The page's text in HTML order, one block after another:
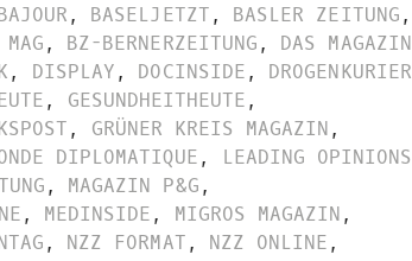
, BASELJETZT, BASLER ZEITUNG,
, BZ-BERNERZEITUNG, DAS MAGAZIN
, DISPLAY, DOCINSIDE, DROGENKURIER
, GESUNDHEITHEUTE,
, GRÜNER KREIS MAGAZIN,
DIPLOMATIQUE, LEADING OPINIONS
, MAGAZIN P&G,
, MEDINSIDE, MIGROS MAGAZIN,
, NZZ FORMAT, NZZ ONLINE,